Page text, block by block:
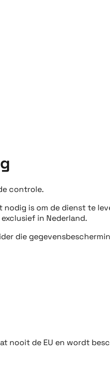
controle.
is om de dienst te
in Nederland.
die
nooit de EU en wordt